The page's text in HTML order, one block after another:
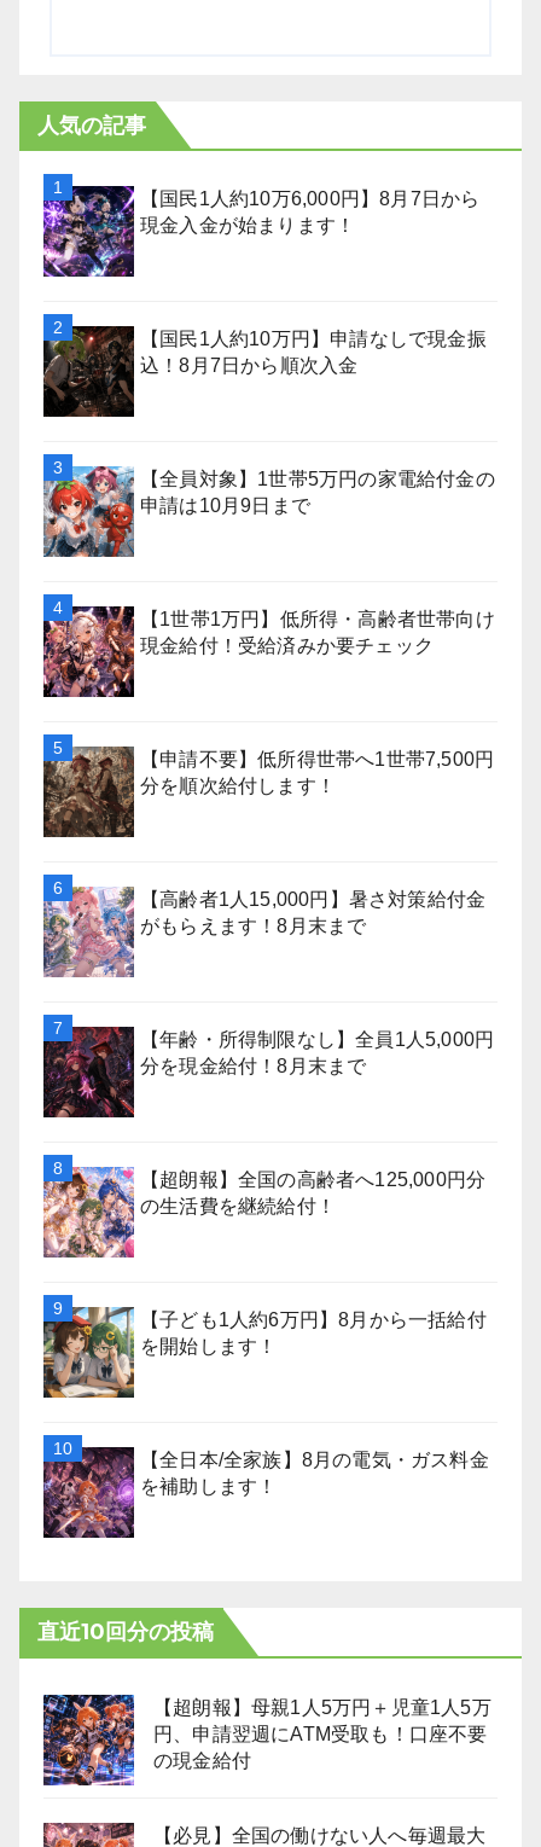
人気の記事
【国民1人約10万6,000円】8月7日から
現金入金が始まります！
【国民1人約10万円】申請なしで現金振
込！8月7日から順次入金
【全員対象】1世帯5万円の家電給付金の
申請は10月9日まで
【1世帯1万円】低所得・高齢者世帯向け
現金給付！受給済みか要チェック
【申請不要】低所得世帯へ1世帯7,500円
分を順次給付します！
【高齢者1人15,000円】暑さ対策給付金
がもらえます！8月末まで
【年齢・所得制限なし】全員1人5,000円
分を現金給付！8月末まで
【超朗報】全国の高齢者へ125,000円分
の生活費を継続給付！
【子ども1人約6万円】8月から一括給付
を開始します！
【全日本/全家族】8月の電気・ガス料金
を補助します！
直近10回分の投稿
【超朗報】母親1人5万円＋児童1人5万
円、申請翌週にATM受取も！口座不要
の現金給付
【必見】全国の働けない人へ毎週最大